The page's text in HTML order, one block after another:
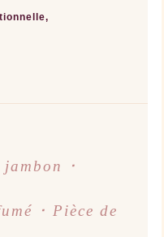
jambon ･
･ Pièce de